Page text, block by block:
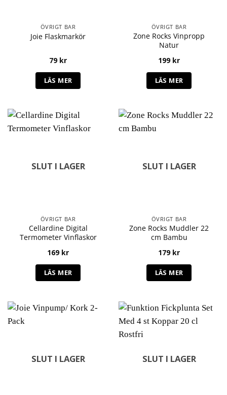
ÖVRIGT BAR
Joie Flaskmarkör
79 kr
LÄS MER
ÖVRIGT BAR
Zone Rocks Vinpropp
Natur
199 kr
LÄS MER
SLUT I LAGER
ÖVRIGT BAR
Cellardine Digital
Termometer Vinflaskor
169 kr
LÄS MER
SLUT I LAGER
ÖVRIGT BAR
Zone Rocks Muddler 22
cm Bambu
179 kr
LÄS MER
SLUT I LAGER SLUT I LAGER